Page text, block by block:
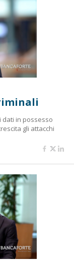
dati in possesso
gli attacchi